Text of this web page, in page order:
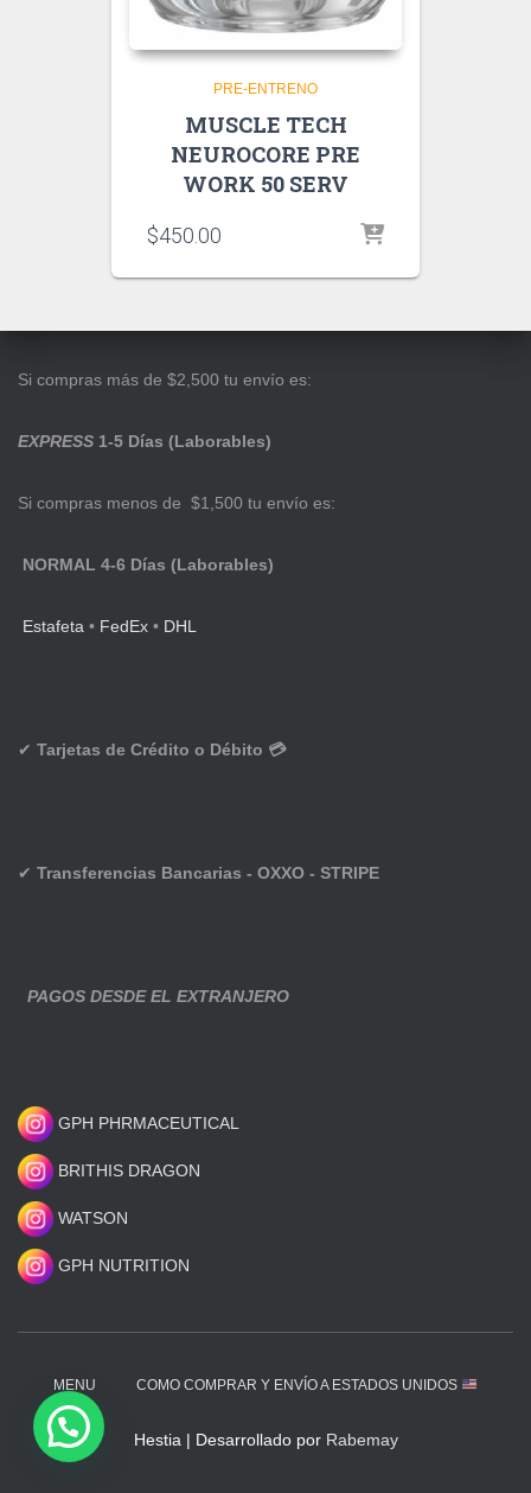
PRE-ENTRENO
MUSCLE TECH
NEUROCORE PRE
WORK 50 SERV
$450.00
Si compras más de $2,500 tu envío es:
EXPRESS 1-5 Días (Laborables)
Si compras menos de $1,500 tu envío es:
NORMAL 4-6 Días (Laborables)
Estafeta • FedEx • DHL
✔ Tarjetas de Crédito o Débito 💳
✔ Transferencias Bancarias - OXXO - STRIPE
PAGOS DESDE EL EXTRANJERO
GPH PHRMACEUTICAL
BRITHIS DRAGON
WATSON
GPH NUTRITION
MENU COMO COMPRAR Y ENVÍO A ESTADOS UNIDOS
Hestia | Desarrollado por Rabemay